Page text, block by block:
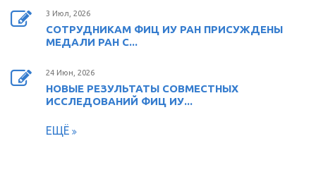
3 Июл, 2026
СОТРУДНИКАМ ФИЦ ИУ РАН ПРИСУЖДЕНЫ
МЕДАЛИ РАН С...
24 Июн, 2026
НОВЫЕ РЕЗУЛЬТАТЫ СОВМЕСТНЫХ
ИССЛЕДОВАНИЙ ФИЦ ИУ...
ЕЩЁ